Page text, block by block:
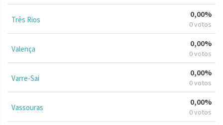
Três Rios
0,00%
0 votos
Valença
0,00%
0 votos
Varre-Sai
0,00%
0 votos
Vassouras
0,00%
0 votos